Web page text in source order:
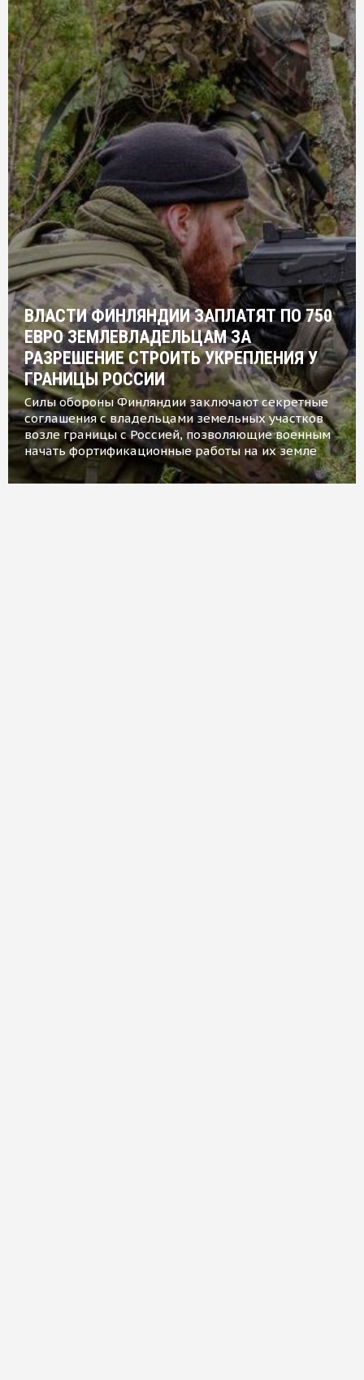
ВЛАСТИ ФИНЛЯНДИИ ЗАПЛАТЯТ ПО 750
ЕВРО ЗЕМЛЕВЛАДЕЛЬЦАМ ЗА
РАЗРЕШЕНИЕ СТРОИТЬ УКРЕПЛЕНИЯ У
ГРАНИЦЫ РОССИИ
Силы обороны Финляндии заключают секретные
соглашения с владельцами земельных участков
возле границы с Россией, позволяющие военным
начать фортификационные работы на их земле